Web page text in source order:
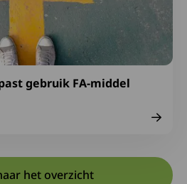
gebruik FA-middel
het overzicht